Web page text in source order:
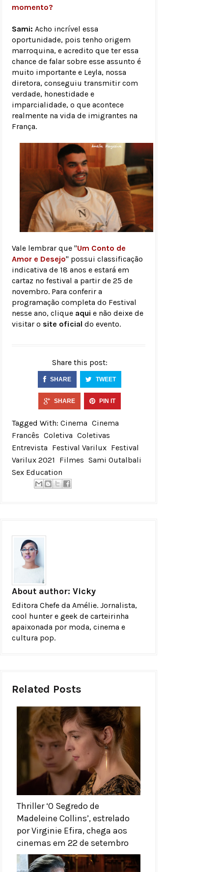
momento?
Sami: Acho incrível essa
oportunidade, pois tenho origem
marroquina, e acredito que ter essa
chance de falar sobre esse assunto é
muito importante e Leyla, nossa
diretora, conseguiu transmitir com
verdade, honestidade e
imparcialidade, o que acontece
realmente na vida de imigrantes na
França.
Vale lembrar que "Um Conto de
Amor e Desejo" possui classificação
indicativa de 18 anos e estará em
cartaz no festival a partir de 25 de
novembro. Para conferir a
programação completa do Festival
nesse ano, clique aqui e não deixe de
visitar o site oficial do evento.
Share this post:
SHARE TWEET
SHARE PIN IT
Tagged With: Cinema Cinema
Francês Coletiva Coletivas
Entrevista Festival Varilux Festival
Varilux 2021
Filmes Sami Outalbali
Sex Education
About author: Vicky
Editora Chefe da Amélie. Jornalista,
cool hunter e geek de carteirinha
apaixonada por moda, cinema e
cultura pop.
Related Posts
Thriller ‘O Segredo de
Madeleine Collins’, estrelado
por Virginie Efira, chega aos
cinemas em 22 de setembro